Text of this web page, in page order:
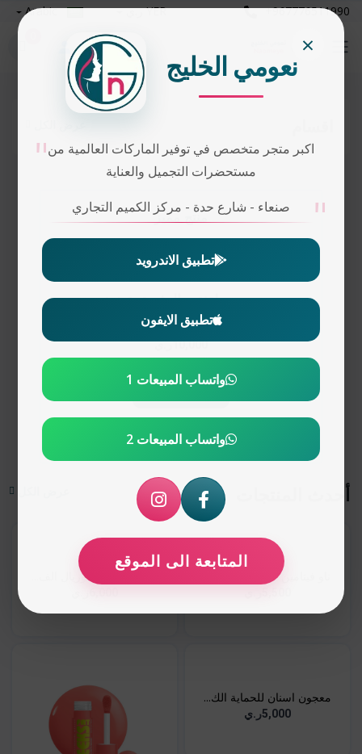
+967776511990 YER ر.ي Arabic
×
نعومي الخليج
اكبر متجر متخصص في توفير الماركات العالمية من
مستحضرات التجميل والعناية
صنعاء - شارع حدة - مركز الكميم التجاري
تطبيق الاندرويد
تطبيق الايفون
واتساب المبيعات 1
واتساب المبيعات 2
المتابعة الى الموقع
منتج مميز
سيروم لتفتيح البشرة وتعزيز
الإشراقة30ml
10,000ر.ي
اشتري الآن
أحدث المنتجات
ناو فيتامين D3 5000 وحد... لوريال سيروم لوريال الف...
معجون اسنان للحماية الك...
5,000ر.ي